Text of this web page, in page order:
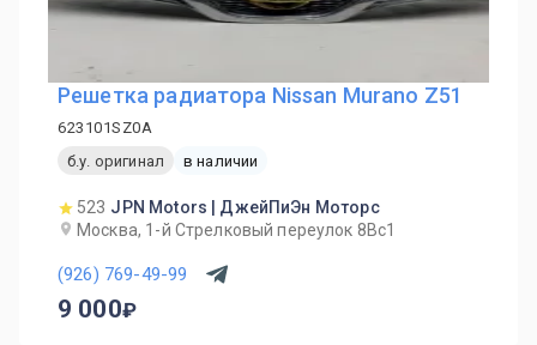
Решетка радиатора Nissan Murano Z51
623101SZ0A
б.у. оригинал
в наличии
523 JPN Motors | ДжейПиЭн Моторс
Москва, 1-й Cтрелковый переулок 8Вс1
(926) 769-49-99
9 000